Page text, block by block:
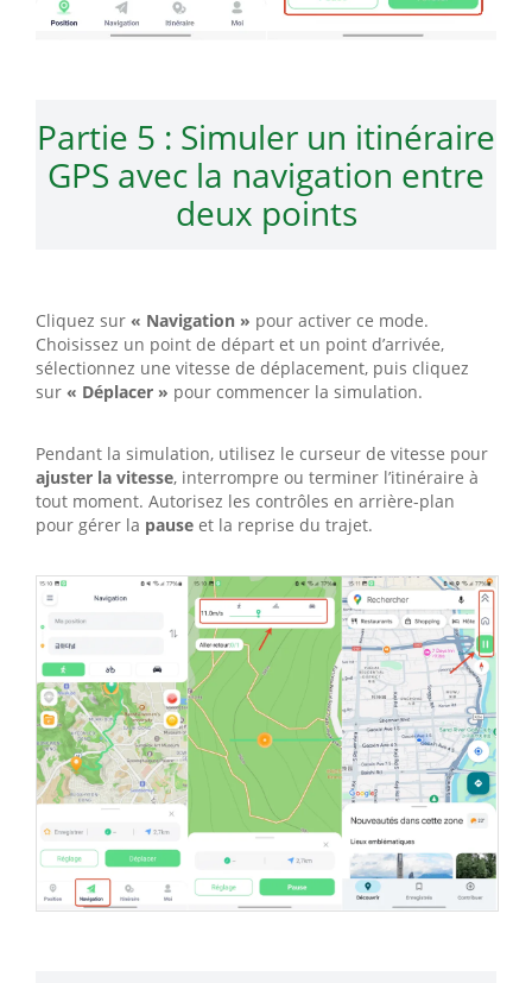
Partie 5 : Simuler un itinéraire
GPS avec la navigation entre
deux points
Cliquez sur « Navigation » pour activer ce mode.
Choisissez un point de départ et un point d’arrivée,
sélectionnez une vitesse de déplacement, puis cliquez
sur « Déplacer » pour commencer la simulation.
Pendant la simulation, utilisez le curseur de vitesse pour
ajuster la vitesse, interrompre ou terminer l’itinéraire à
tout moment. Autorisez les contrôles en arrière-plan
pour gérer la pause et la reprise du trajet.